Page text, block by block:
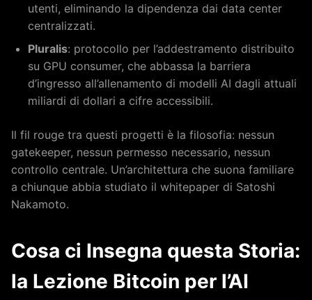
utenti, eliminando la dipendenza dai data center
centralizzati.
Pluralis: protocollo per l’addestramento distribuito
su GPU consumer, che abbassa la barriera
d’ingresso all’allenamento di modelli AI dagli attuali
miliardi di dollari a cifre accessibili.
Il fil rouge tra questi progetti è la filosofia: nessun
gatekeeper, nessun permesso necessario, nessun
controllo centrale. Un’architettura che suona familiare
a chiunque abbia studiato il whitepaper di Satoshi
Nakamoto.
Cosa ci Insegna questa Storia:
la Lezione Bitcoin per l’AI